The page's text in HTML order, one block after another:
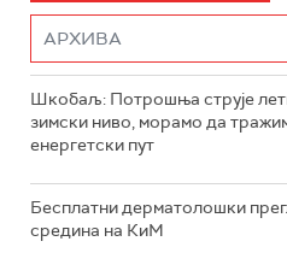
Шкобаљ: Потрошња струје
зимски ниво, морамо да
енергетски пут
Бесплатни дерматолошки
средина на КиМ